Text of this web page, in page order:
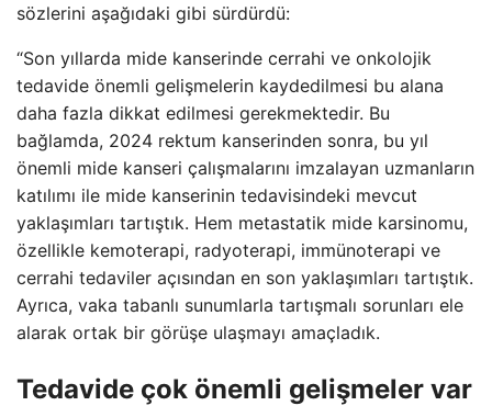
sözlerini aşağıdaki gibi sürdürdü:
“Son yıllarda mide kanserinde cerrahi ve onkolojik
tedavide önemli gelişmelerin kaydedilmesi bu alana
daha fazla dikkat edilmesi gerekmektedir. Bu
bağlamda, 2024 rektum kanserinden sonra, bu yıl
önemli mide kanseri çalışmalarını imzalayan uzmanların
katılımı ile mide kanserinin tedavisindeki mevcut
yaklaşımları tartıştık. Hem metastatik mide karsinomu,
özellikle kemoterapi, radyoterapi, immünoterapi ve
cerrahi tedaviler açısından en son yaklaşımları tartıştık.
Ayrıca, vaka tabanlı sunumlarla tartışmalı sorunları ele
alarak ortak bir görüşe ulaşmayı amaçladık.
Tedavide çok önemli gelişmeler var